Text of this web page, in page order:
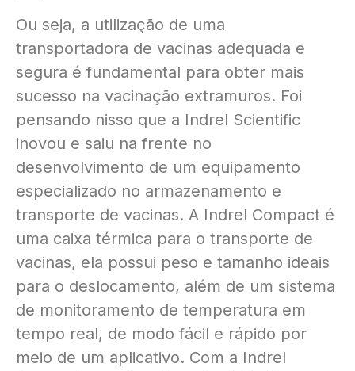
Ou seja, a utilização de uma
transportadora de vacinas adequada e
segura é fundamental para obter mais
sucesso na vacinação extramuros. Foi
pensando nisso que a Indrel Scientific
inovou e saiu na frente no
desenvolvimento de um equipamento
especializado no armazenamento e
transporte de vacinas. A Indrel Compact é
uma caixa térmica para o transporte de
vacinas, ela possui peso e tamanho ideais
para o deslocamento, além de um sistema
de monitoramento de temperatura em
tempo real, de modo fácil e rápido por
meio de um aplicativo. Com a Indrel